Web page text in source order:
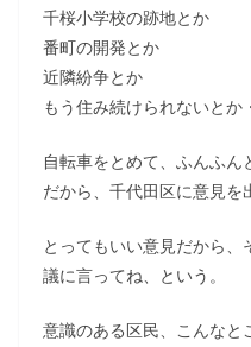
千桜小学校の跡地とか
番町の開発とか
近隣紛争とか
もう住み続けられないとか
自転車をとめて、ふんふん
だから、千代田区に意見を
とってもいい意見だから
議に言ってね、という。
意識のある区民、こんなと